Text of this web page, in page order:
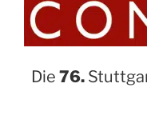
Die 76.